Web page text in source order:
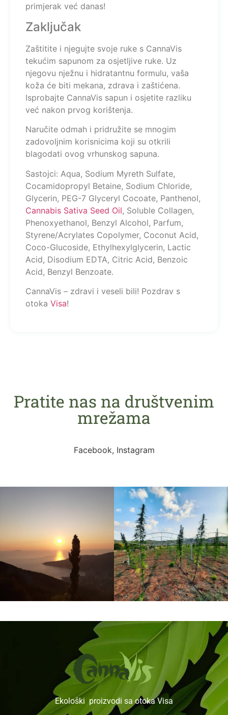
primjerak već danas!
Zaključak
Zaštitite i njegujte svoje ruke s CannaVis
tekućim sapunom za osjetljive ruke. Uz
njegovu nježnu i hidratantnu formulu, vaša
koža će biti mekana, zdrava i zaštićena.
Isprobajte CannaVis sapun i osjetite razliku
već nakon prvog korištenja.
Naručite odmah i pridružite se mnogim
zadovoljnim korisnicima koji su otkrili
blagodati ovog vrhunskog sapuna.
Sastojci: Aqua, Sodium Myreth Sulfate,
Cocamidopropyl Betaine, Sodium Chloride,
Glycerin, PEG-7 Glyceryl Cocoate, Panthenol,
Cannabis Sativa Seed Oil, Soluble Collagen,
Phenoxyethanol, Benzyl Alcohol, Parfum,
Styrene/Acrylates Copolymer, Coconut Acid,
Coco-Glucoside, Ethylhexylglycerin, Lactic
Acid, Disodium EDTA, Citric Acid, Benzoic
Acid, Benzyl Benzoate.
CannaVis – zdravi i veseli bili! Pozdrav s
otoka Visa!
Pratite nas na društvenim
mrežama
Facebook, Instagram
Ekološki proizvodi sa otoka Visa